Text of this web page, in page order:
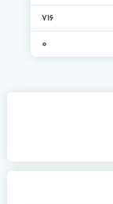
716
0